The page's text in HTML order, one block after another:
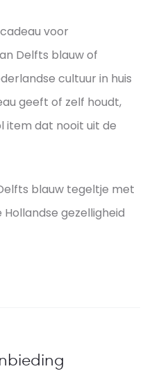
voor
Delfts blauw of
cultuur in huis
geeft of zelf houdt,
item dat nooit uit de
blauw tegeltje met
gezelligheid